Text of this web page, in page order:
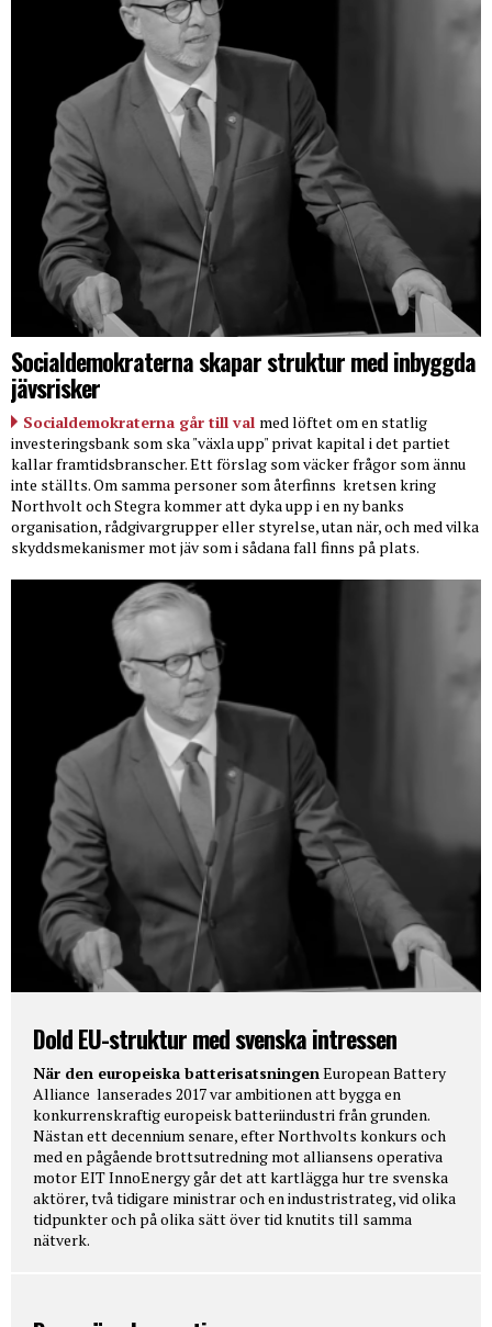
Socialdemokraterna skapar struktur med inbyggda
jävsrisker
Socialdemokraterna går till val med löftet om en statlig
investeringsbank som ska "växla upp" privat kapital i det partiet
kallar framtidsbranscher. Ett förslag som väcker frågor som ännu
inte ställts. Om samma personer som återfinns kretsen kring
Northvolt och Stegra kommer att dyka upp i en ny banks
organisation, rådgivargrupper eller styrelse, utan när, och med vilka
skyddsmekanismer mot jäv som i sådana fall finns på plats.
Dold EU-struktur med svenska intressen
När den europeiska batterisatsningen European Battery
Alliance lanserades 2017 var ambitionen att bygga en
konkurrenskraftig europeisk batteriindustri från grunden.
Nästan ett decennium senare, efter Northvolts konkurs och
med en pågående brottsutredning mot alliansens operativa
motor EIT InnoEnergy går det att kartlägga hur tre svenska
aktörer, två tidigare ministrar och en industristrateg, vid olika
tidpunkter och på olika sätt över tid knutits till samma
nätverk.